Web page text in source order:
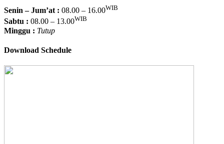
Senin – Jum’at : 08.00 – 16.00WIB
Sabtu : 08.00 – 13.00WIB
Minggu : Tutup
Download Schedule